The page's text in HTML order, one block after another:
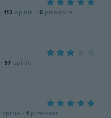
· 112 opinie · 6 przesłane
· 37 opinie
opinie · 1 przesłane